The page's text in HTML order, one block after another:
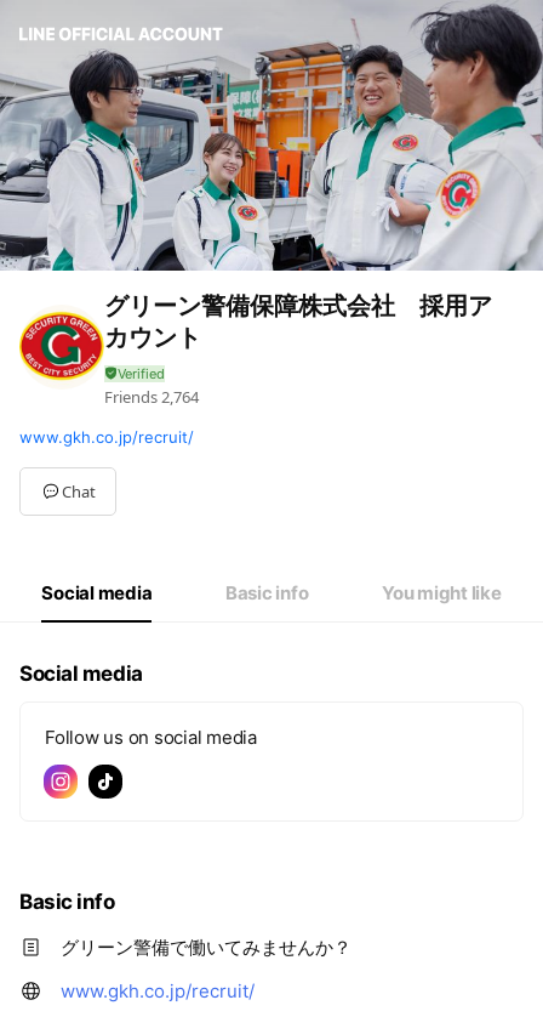
グリーン警備保障株式会社 採用ア
カウント
Friends2,764
www.gkh.co.jp/recruit/
Chat
Social media Basic info You might like
Social media
Follow us on social media
Basic info
グリーン警備で働いてみませんか？
www.gkh.co.jp/recruit/